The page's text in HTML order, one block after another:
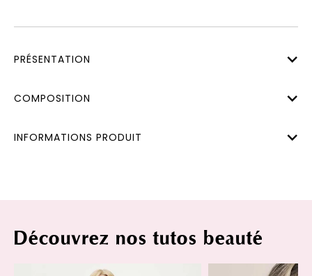
PRÉSENTATION
COMPOSITION
INFORMATIONS PRODUIT
Découvrez nos tutos beauté